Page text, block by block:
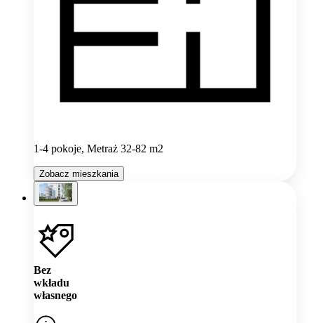
1-4 pokoje, Metraż 32-82 m2
Zobacz mieszkania
Bez
wkładu
własnego